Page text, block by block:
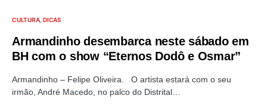
CULTURA DICAS
Armandinho desembarca neste sábado em
BH com o show “Eternos Dodô e Osmar”
Armandinho – Felipe Oliveira. O artista estará com o seu
irmão, André Macedo, no palco do Distrital…